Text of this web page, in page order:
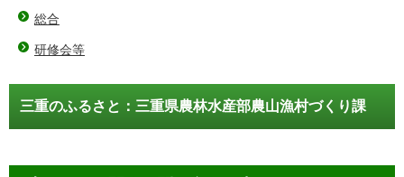
総合
研修会等
三重のふるさと：三重県農林水産部農山漁村づくり課